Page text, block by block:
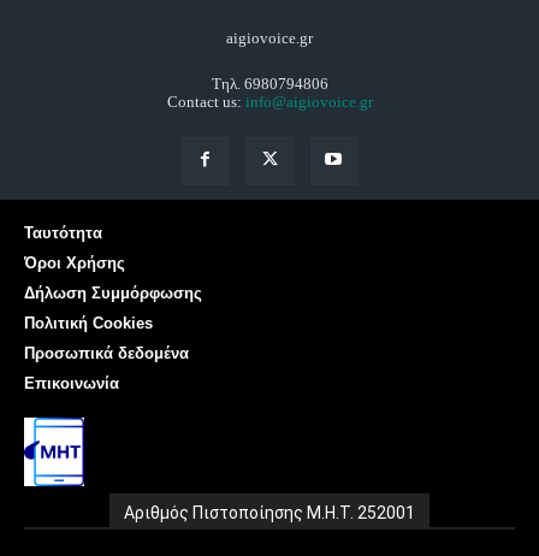
aigiovoice.gr
Τηλ. 6980794806
Contact us: info@aigiovoice.gr
Ταυτότητα
Όροι Χρήσης
Δήλωση Συμμόρφωσης
Πολιτική Cookies
Προσωπικά δεδομένα
Επικοινωνία
Αριθμός Πιστοποίησης Μ.Η.Τ. 252001